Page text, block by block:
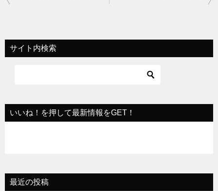
ビ
ゲ
ョ
ン
サイト内検索
いいね！を押して最新情報をGET！
最近の投稿